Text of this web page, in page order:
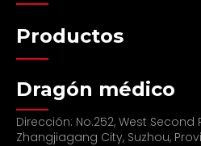
Productos
Dragón médico
Dirección: No.252, West Second
Zhangjiagang City, Suzhou,